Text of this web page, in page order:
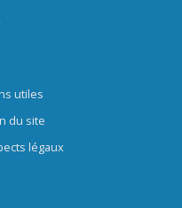
utiles
du site
légaux